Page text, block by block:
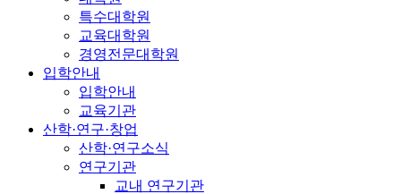
특수대학원
교육대학원
경영전문대학원
입학안내
입학안내
교육기관
산학·연구·창업
산학·연구소식
연구기관
교내 연구기관